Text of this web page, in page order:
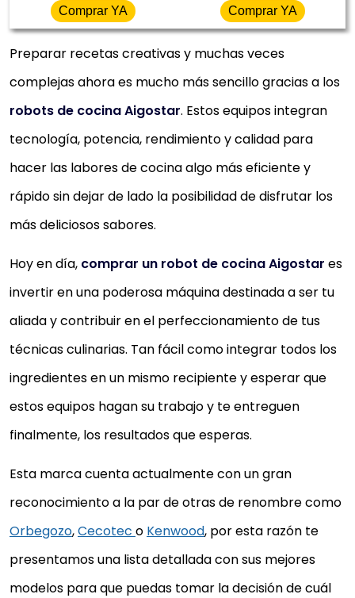
Comprar YA Comprar YA
Preparar recetas creativas y muchas veces
complejas ahora es mucho más sencillo gracias a los
robots de cocina Aigostar. Estos equipos integran
tecnología, potencia, rendimiento y calidad para
hacer las labores de cocina algo más eficiente y
rápido sin dejar de lado la posibilidad de disfrutar los
más deliciosos sabores.
Hoy en día, comprar un robot de cocina Aigostar es
invertir en una poderosa máquina destinada a ser tu
aliada y contribuir en el perfeccionamiento de tus
técnicas culinarias. Tan fácil como integrar todos los
ingredientes en un mismo recipiente y esperar que
estos equipos hagan su trabajo y te entreguen
finalmente, los resultados que esperas.
Esta marca cuenta actualmente con un gran
reconocimiento a la par de otras de renombre como
Orbegozo,Cecotec o Kenwood, por esta razón te
presentamos una lista detallada con sus mejores
modelos para que puedas tomar la decisión de cuál